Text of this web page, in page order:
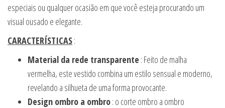
especiais ou qualquer ocasião em que você esteja procurando um
visual ousado e elegante.
CARACTERÍSTICAS:
Material da rede transparente : Feito de malha
vermelha, este vestido combina um estilo sensual e moderno,
revelando a silhueta de uma forma provocante.
Design ombro a ombro: o corte ombro a ombro